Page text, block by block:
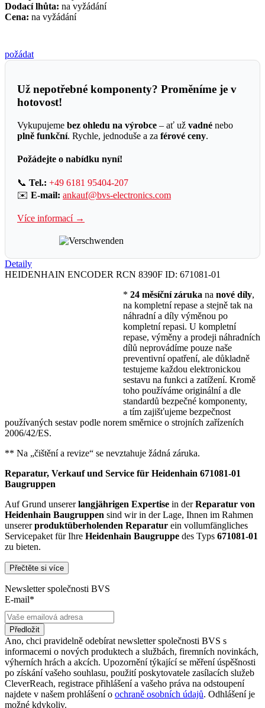
Dodací lhůta: na vyžádání
Cena: na vyžádání
požádat
Už nepotřebné komponenty? Proměníme je v
hotovost!
Vykupujeme bez ohledu na výrobce – ať už vadné nebo
plně funkční. Rychle, jednoduše a za férové ceny.
Požádejte o nabídku nyní!
📞 Tel.: +49 6181 95404-207
✉️ E-mail: ankauf@bvs-electronics.com
Více informací →
Detaily
HEIDENHAIN ENCODER RCN 8390F ID: 671081-01
* 24 měsíční záruka na nové díly,
na kompletní repase a stejně tak na
náhradní a díly výměnou po
kompletní repasi. U kompletní
repase, výměny a prodeji náhradních
dílů neprovádíme pouze naše
preventivní opatření, ale důkladně
testujeme každou elektronickou
sestavu na funkci a zatížení. Kromě
toho používáme originální a dle
standardů bezpečné komponenty,
a tím zajišťujeme bezpečnost
používaných sestav podle norem směrnice o strojních zařízeních
2006/42/ES.
** Na „čištění a revize“ se nevztahuje žádná záruka.
Reparatur, Verkauf und Service für Heidenhain 671081-01
Baugruppen
Auf Grund unsererlangjährigen Expertise in derReparatur von
Heidenhain Baugruppen sind wir in der Lage, Ihnen im Rahmen
unsererproduktüberholenden Reparatur ein vollumfängliches
Servicepaket für Ihre Heidenhain Baugruppe des Typs 671081-01
zu bieten.
Dies unterscheidet unsere
konventionellen Reparaturen:
oder einem höheren Verschleiß unterliegen
Austausch aller Komponenten, die als Schwachstellen
identifiziert werden und somit ein Sicherheitsrisiko für die
Maschine und deren Betreiber darstellen
Ausschließliche Verwendung der vom Hersteller oder
Gesetzgeber neuen & zugelassenen Komponenten
Überprüfung aller relevanten Funktionen in Form von
Funktions- und Lasttests
Přečtěte si více
Newsletter společnosti BVS
E-mail*
Předložit
Ano, chci pravidelně odebírat newsletter společnosti BVS s
informacemi o nových produktech a službách, firemních novinkách,
výherních hrách a akcích. Upozornění týkající se měření úspěšnosti
po získání vašeho souhlasu, použití poskytovatele zasílacích služeb
CleverReach, registrace přihlášení a vašeho práva na odstoupení
najdete v našem prohlášení o ochraně osobních údajů. Odhlášení je
možné kdykoliv.